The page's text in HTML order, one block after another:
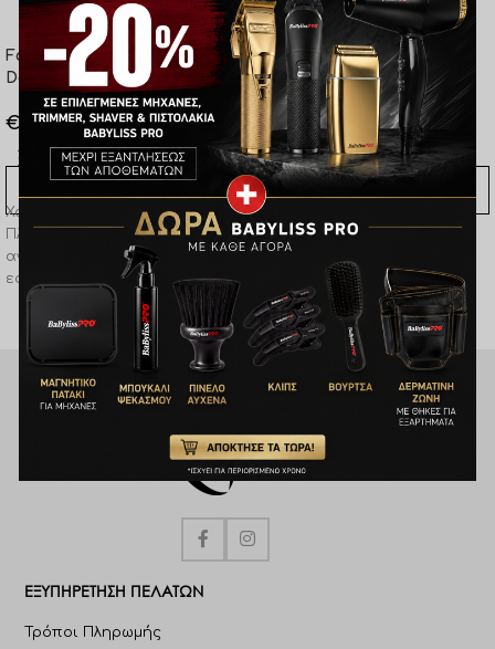
Farcom Proffesional Cream
Developer 3% 10vol 100ml
€ 1,30
Χαρακτηριστικά &
Πλεονεκτήματα Εύκολο στην
ανάμιξη. Ευκολία στην
εφαρμογή. Για βαφή στον ίδιο
τόνο & βαφή με τα Expertia
Fashion
Farcom Proffesional Cream
Developer 6% 20vol 100ml
€ 1,30
Χαρακτηριστικά &
Πλεονεκτήματα Εύκολο στην
εφαρμογή. Ξάνοιγμα έως 2
τόνους.
ΕΞΥΠΗΡΈΤΗΣΗ ΠΕΛΑΤΩΝ
Τρόποι Πληρωμής